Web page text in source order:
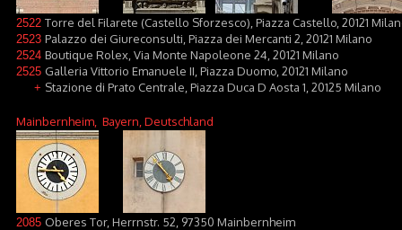
2522 Torre del Filarete (Castello Sforzesco), Piazza Castello, 20121
2523 Palazzo dei Giureconsulti, Piazza dei Mercanti 2, 20121 Milano
2524 Boutique Rolex, Via Monte Napoleone 24, 20121 Milano
2525 Galleria Vittorio Emanuele II, Piazza Duomo, 20121 Milano
+ Stazione di Prato Centrale, Piazza Duca D Aosta 1, 20125 Milano
Mainbernheim , Bayern, Deutschland
2085 Oberes Tor, Herrnstr. 52, 97350 Mainbernheim